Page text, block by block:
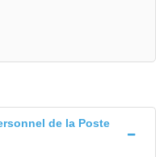
de la Poste